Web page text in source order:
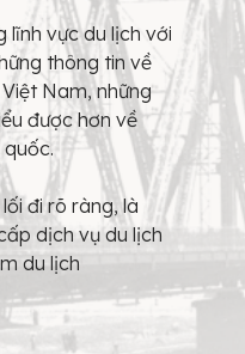
vực du lịch với
thông tin về
Nam, những
được hơn về
đi rõ ràng, là
dịch vụ du lịch
du lịch